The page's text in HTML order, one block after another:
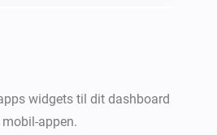
widgets til dit dashboard
appen.